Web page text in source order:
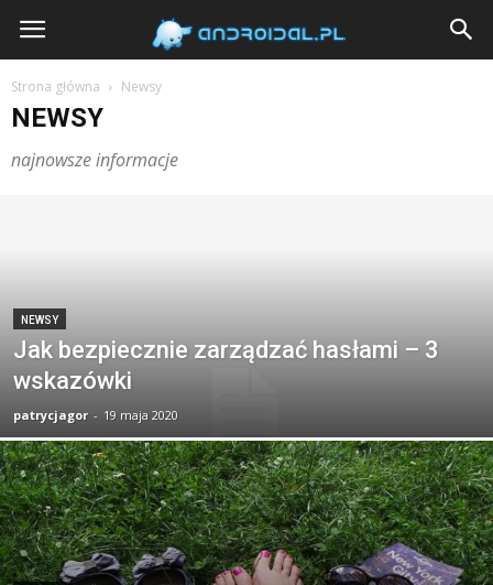
Androidal
Strona główna Newsy
NEWSY
najnowsze informacje
NEWSY
Jak bezpiecznie zarządzać hasłami – 3
wskazówki
patrycjagor - 19 maja 2020